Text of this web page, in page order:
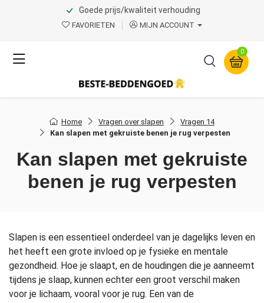
Goede prijs/kwaliteit verhouding
FAVORIETEN MIJN ACCOUNT
0
Home Vragen over slapen
Vragen 14
Kan slapen met gekruiste benen je rug verpesten
Kan slapen met gekruiste
benen je rug verpesten
Slapen is een essentieel onderdeel van je dagelijks leven en
het heeft een grote invloed op je fysieke en mentale
gezondheid. Hoe je slaapt, en de houdingen die je aanneemt
tijdens je slaap, kunnen echter een groot verschil maken
voor je lichaam, vooral voor je rug. Een van de